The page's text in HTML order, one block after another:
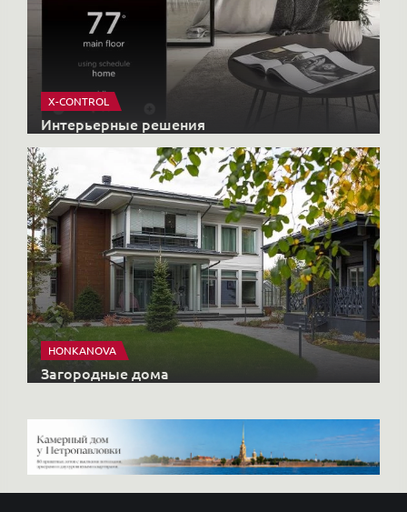
X-CONTROL
Интерьерные решения
HONKANOVA
Загородные дома